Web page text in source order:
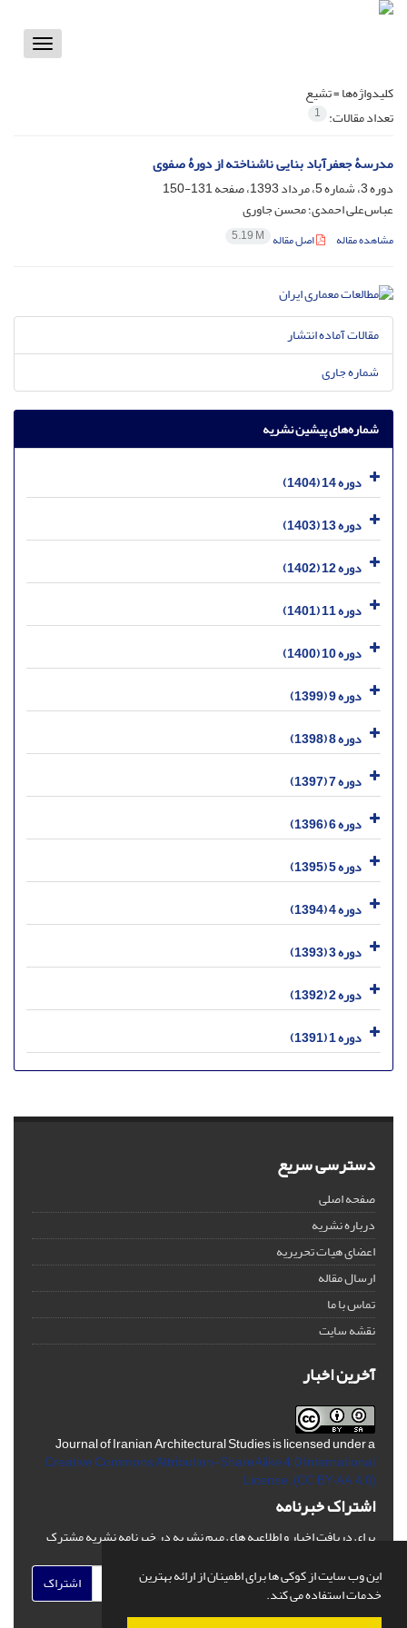
این وب سایت از کوکی ها برای اطمینان از ارائه بهترین
خدمات استفاده می کند.
Toggle
کلیدواژه‌ها =تشیع
تعداد مقالات: 1
مدرسۀ جعفرآباد بنایی ناشناخته از دورۀ صفوی
دوره 3، شماره 5، مرداد 1393، صفحه
131-150
عباس‌علی احمدی؛ محسن جاوری
مشاهده مقاله اصل مقاله 5.19 M
مقالات آماده انتشار
شماره جاری
شماره‌های پیشین نشریه
دوره 14 (1404)
دوره 13 (1403)
دوره 12 (1402)
دوره 11 (1401)
دوره 10 (1400)
دوره 9 (1399)
دوره 8 (1398)
دوره 7 (1397)
دوره 6 (1396)
دوره 5 (1395)
دوره 4 (1394)
دوره 3 (1393)
دوره 2 (1392)
دوره 1 (1391)
دسترسی سریع
صفحه اصلی
درباره نشریه
اعضای هیات تحریریه
ارسال مقاله
تماس با ما
نقشه سایت
آخرین اخبار
Journal of Iranian Architectural Studies is licensed under a
Creative Commons Attribution-ShareAlike 4.0 International
License. (CC BY-AA 4.0)
اشتراک خبرنامه
برای دریافت اخبار و اطلاعیه های مهم نشریه در خبرنامه نشریه مشترک
اشتراک